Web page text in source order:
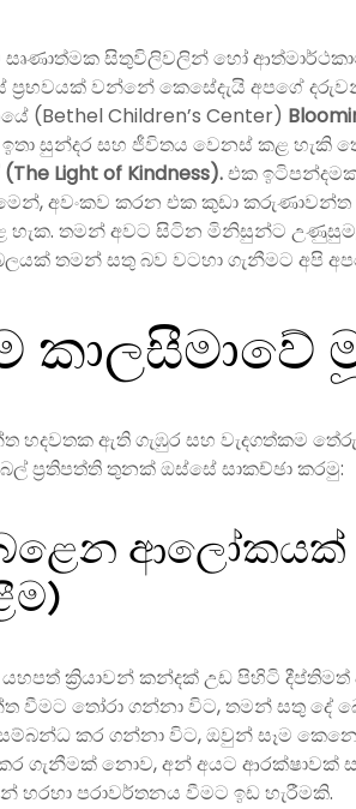
සෘණාත්මක සිතුවිලිවලින් හෝ
වන්නේ කෙසේදැයි අපගේ
(Bethel Children’s Center)
ඉතා සුන්දර සහ ජීවිතය වෙනස් කළ හැකි
Light of Kindness).එක
අවංකව කරන එක කුඩා
හැක. තමන් අවට සිටින මිනිසුන්ට
තමන් සතු බව වටහා ගැනීමට අපි
කාලසීමාවේ
හදවතක ඇති ගැඹුර සහ වැදගත්කම
ප්‍රතිපත්ති තුනක් ඔස්සේ සාකච්ඡා කරමු:
ක්‍රියාවන් කන්දක් උඩ පිහිටි
වීමට තෝරා ගන්නා විට, තමන් සතු දේ
සම්බන්ධ කර ගන්නා විට, ඔවුන් සෑම
කර ගැනීමක් නොව, අන් අයට
හරහා පරාවර්තනය වීමට ඉඩ හැරීමකි.